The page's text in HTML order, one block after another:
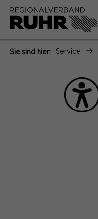
Sie sind hier: Service